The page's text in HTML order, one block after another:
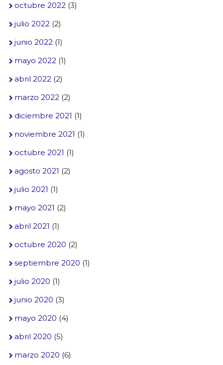
octubre 2022(3)
julio 2022(2)
junio 2022(1)
mayo 2022(1)
abril 2022(2)
marzo 2022(2)
diciembre 2021 (1)
noviembre 2021 (1)
octubre 2021 (1)
agosto 2021 (2)
julio 2021 (1)
mayo 2021 (2)
abril 2021 (1)
octubre 2020 (2)
septiembre 2020 (1)
julio 2020 (1)
junio 2020 (3)
mayo 2020 (4)
abril 2020 (5)
marzo 2020 (6)